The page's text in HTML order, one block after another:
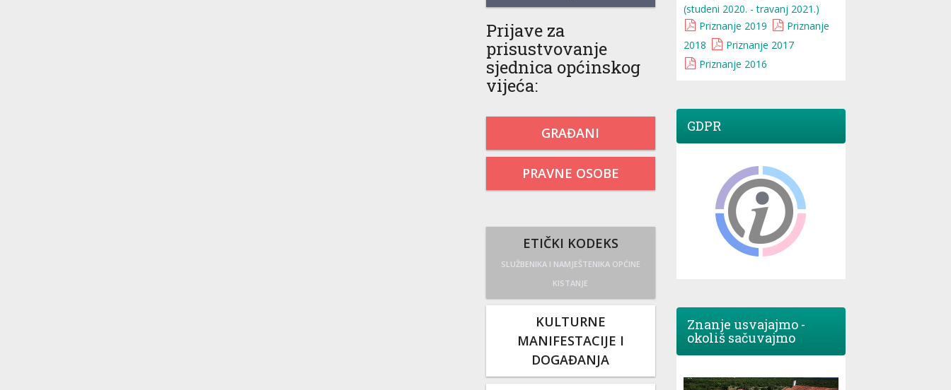
Prijave za
prisustvovanje
sjednica općinskog
vijeća:
GRAĐANI
PRAVNE OSOBE
ETIČKI KODEKS
SLUŽBENIKA I NAMJEŠTENIKA OPĆINE
KISTANJE
KULTURNE
MANIFESTACIJE I
DOGAĐANJA
(studeni 2020. - travanj 2021.)
Priznanje 2019
Priznanje
2018
Priznanje 2017
Priznanje 2016
GDPR
Znanje usvajajmo -
okoliš sačuvajmo